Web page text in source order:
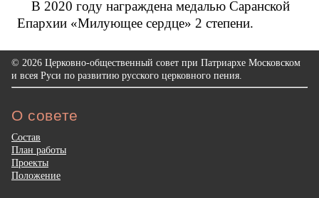
В 2020 году награждена медалью Саранской
Епархии «Милующее сердце» 2 степени.
© 2026 Церковно-общественный совет при Патриархе Московском
и всея Руси по развитию русского церковного пения.
О совете
Состав
План работы
Проекты
Положение